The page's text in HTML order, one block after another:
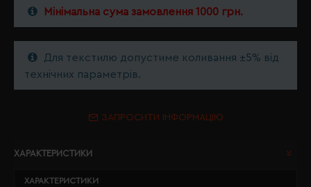
Мінімальна сума замовлення 1000 грн.
Для текстилю допустиме коливання ±5% від
технічних параметрів.
ЗАПРОСИТИ ІНФОРМАЦІЮ
ХАРАКТЕРИСТИКИ
ХАРАКТЕРИСТИКИ